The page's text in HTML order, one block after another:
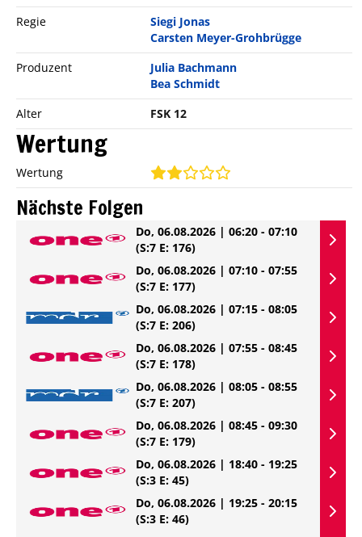
Regie
Siegi Jonas
Carsten Meyer-Grohbrügge
Produzent
Julia Bachmann
Bea Schmidt
Alter
FSK 12
Wertung
Wertung
Nächste Folgen
Do, 06.08.2026 | 06:20 - 07:10
(S:7 E: 176)
Do, 06.08.2026 | 07:10 - 07:55
(S:7 E: 177)
Do, 06.08.2026 | 07:15 - 08:05
(S:7 E: 206)
Do, 06.08.2026 | 07:55 - 08:45
(S:7 E: 178)
Do, 06.08.2026 | 08:05 - 08:55
(S:7 E: 207)
Do, 06.08.2026 | 08:45 - 09:30
(S:7 E: 179)
Do, 06.08.2026 | 18:40 - 19:25
(S:3 E: 45)
Do, 06.08.2026 | 19:25 - 20:15
(S:3 E: 46)